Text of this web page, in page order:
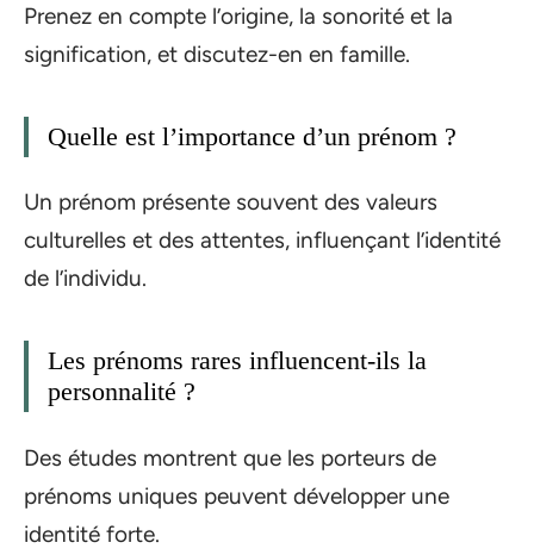
Prenez en compte l’origine, la sonorité et la
signification, et discutez-en en famille.
Quelle est l’importance d’un prénom ?
Un prénom présente souvent des valeurs
culturelles et des attentes, influençant l’identité
de l’individu.
Les prénoms rares influencent-ils la
personnalité ?
Des études montrent que les porteurs de
prénoms uniques peuvent développer une
identité forte.